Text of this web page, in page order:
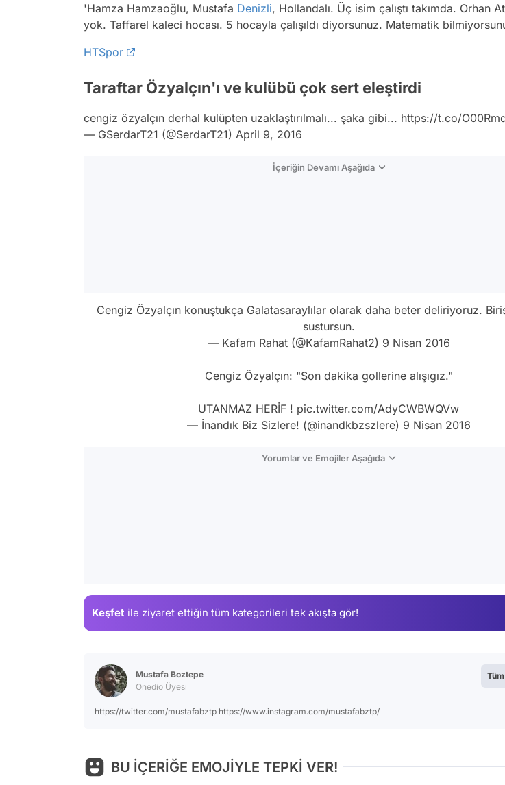
'Hamza Hamzaoğlu, Mustafa Denizli, Hollandalı. Üç isim çalıştı takımda. Orhan
yok. Taffarel kaleci hocası. 5 hocayla çalışıldı diyorsunuz. Matematik
HTSpor
Taraftar Özyalçın'ı ve kulübü çok sert eleştirdi
cengiz özyalçın derhal kulüpten uzaklaştırılmalı... şaka gibi... https://t.co/
— GSerdarT21 (@SerdarT21) April 9, 2016
İçeriğin Devamı Aşağıda
Cengiz Özyalçın konuştukça Galatasaraylılar olarak daha beter deliriyoruz.
sustursun.
— Kafam Rahat (@KafamRahat2) 9 Nisan 2016
Cengiz Özyalçın: "Son dakika gollerine alışıgız."
UTANMAZ HERİF ! pic.twitter.com/AdyCWBWQVw
— İnandık Biz Sizlere! (@inandkbzszlere) 9 Nisan 2016
Yorumlar ve Emojiler Aşağıda
Keşfet ile ziyaret ettiğin tüm kategorileri tek akışta gör!
Mustafa Boztepe
Onedio Üyesi
https://twitter.com/mustafabztp https://www.instagram.com/mustafabztp/
BU İÇERİĞE EMOJİYLE TEPKİ VER!